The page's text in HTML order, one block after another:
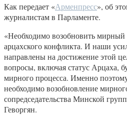
Как передает «Арменпресс», об
журналистам в Парламенте.
«Необходимо возобновить мирный
арцахского конфликта. И наши
направлены на достижение этой
вопросы, включая статус Арцаха,
мирного процесса. Именно
необходимо возобновление
сопредседательства Минской
Геворгян.